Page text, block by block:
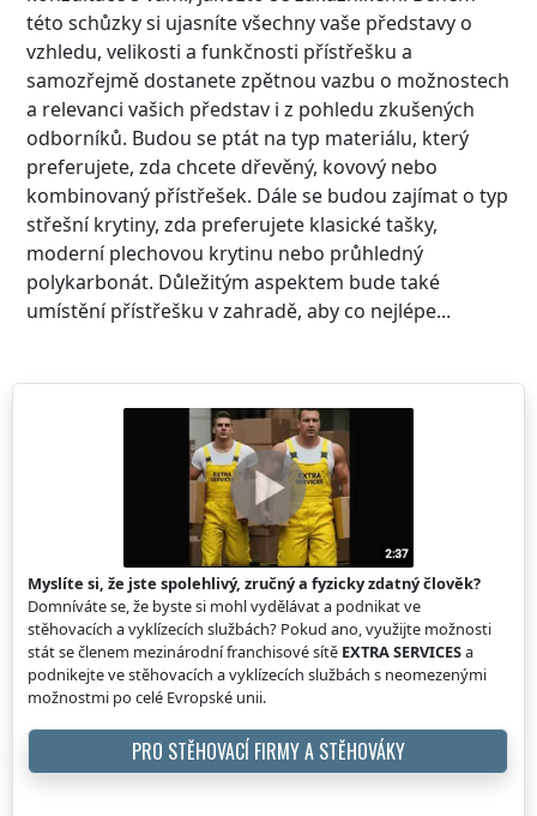
této schůzky si ujasníte všechny vaše představy o
vzhledu, velikosti a funkčnosti přístřešku a
samozřejmě dostanete zpětnou vazbu o možnostech
a relevanci vašich představ i z pohledu zkušených
odborníků. Budou se ptát na typ materiálu, který
preferujete, zda chcete dřevěný, kovový nebo
kombinovaný přístřešek. Dále se budou zajímat o typ
střešní krytiny, zda preferujete klasické tašky,
moderní plechovou krytinu nebo průhledný
polykarbonát. Důležitým aspektem bude také
umístění přístřešku v zahradě, aby co nejlépe...
Myslíte si, že jste spolehlivý, zručný a fyzicky zdatný člověk?
Domníváte se, že byste si mohl vydělávat a podnikat ve
stěhovacích a vyklízecích službách? Pokud ano, využijte možnosti
stát se členem mezinárodní franchisové sítě EXTRA SERVICESa
podnikejte ve stěhovacích a vyklízecích službách s neomezenými
možnostmi po celé Evropské unii.
PRO STĚHOVACÍ FIRMY A STĚHOVÁKY